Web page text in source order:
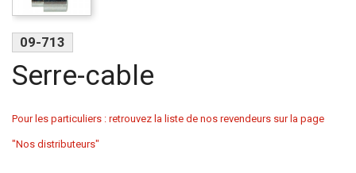
09-713
Serre-cable
Pour les particuliers : retrouvez la liste de nos revendeurs sur la page
"Nos distributeurs"